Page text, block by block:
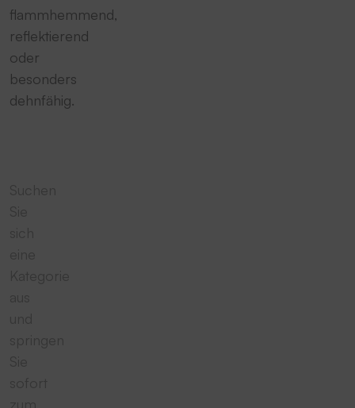
flammhemmend,
reflektierend
oder
besonders
dehnfähig.